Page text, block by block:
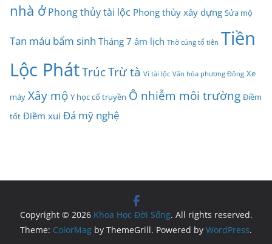
nhà ở Phong thủy tài lộc Phong thủy xây dựng Sửa mộ
Tan máu bẩm sinh Tháng 7 âm lịch Thờ cúng tổ tiên Tiền
Lộc PhátTrúcTrừ tà Ví tài lộc Văn hóa phương Đông Xe
máy Xây mộ Y học cổ truyền Ô nhiễm môi trường Điềm
tốt Điềm xui Đá mỹ nghệ
Copyright © 2026 Khoa Học Đời Sống. All rights reserved.
Theme: ColorMag by ThemeGrill. Powered by WordPress.